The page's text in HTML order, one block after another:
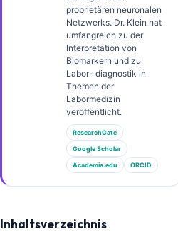
proprietären neuronalen
Netzwerks. Dr. Klein hat
umfangreich zu der
Interpretation von
Biomarkern und zu
Labor- diagnostik in
Themen der
Labormedizin
veröffentlicht.
ResearchGate
Google Scholar
Academia.edu ORCID
Inhaltsverzeichnis